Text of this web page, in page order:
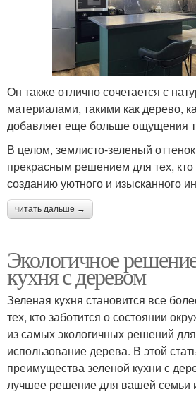
Он также отлично сочетается с
материалами, такими как дерево,
добавляет еще больше ощущения
В целом, землисто-зеленый
прекрасным решением для тех, кто
созданию уютного и изысканного
читать дальше →
Экологичное
кухня с деревом
Зеленая кухня становится все
тех, кто заботится о состоянии
из самых экологичных решений
использование дерева. В этой
преимущества зеленой кухни с
лучшее решение для вашей семьи